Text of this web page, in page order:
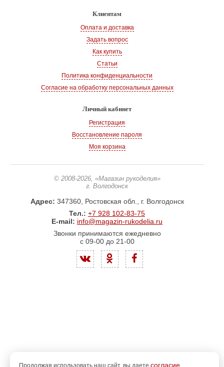
Клиентам
Оплата и доставка
Задать вопрос
Как купить
Статьи
Политика конфиденциальности
Согласие на обработку персональных данных
Личный кабинет
Регистрация
Восстановление пароля
Моя корзина
© 2008-2026, «Магазин рукоделия»
г. Волгодонск
Адрес: 347360, Ростовская обл., г. Волгодонск
Тел.: +7 928 102-83-75
E-mail: info@magazin-rukodelia.ru
Звонки принимаются ежедневно
с 09-00 до 21-00
Продолжая использовать наш сайт, вы даете согласие